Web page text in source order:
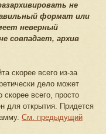
не
формат или
неверный
совпадает, архив
скорее всего из-за
дело может
всего, просто
для открытия. Придется
См. предыдущий